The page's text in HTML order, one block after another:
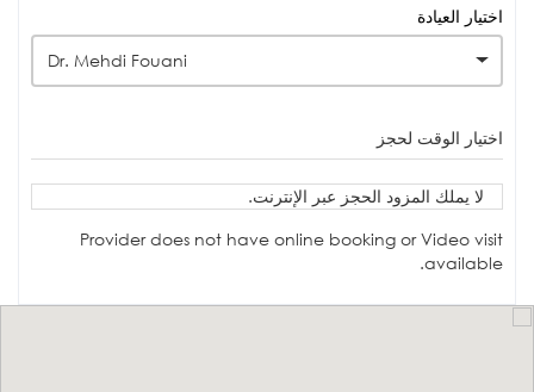
اختيار العيادة
Dr. Mehdi Fouani
اختيار الوقت لحجز
لا يملك المزود الحجز عبر الإنترنت.
Provider does not have online booking or Video visit
available.